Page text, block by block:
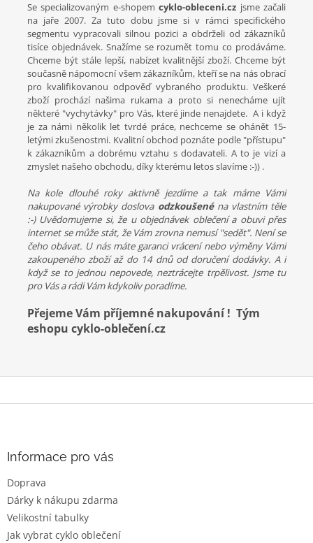
Se specializovaným e-shopemcyklo-obleceni.cz jsme začali
na jaře 2007. Za tuto dobu jsme si v rámci specifického
segmentu vypracovali silnou pozici a obdrželi od zákazníků
tisíce objednávek. Snažíme se rozumět tomu co prodáváme.
Chceme být stále lepší, nabízet kvalitnější zboží. Chceme být
současně nápomocní všem zákazníkům, kteří se na nás obrací
pro kvalifikovanou odpověď vybraného produktu. Veškeré
zboží prochází našima rukama a proto si nenecháme ujít
některé "vychytávky" pro Vás, které jinde nenajdete. A i když
je za námi několik let tvrdé práce, nechceme se ohánět 15-
letými zkušenostmi. Kvalitní obchod poznáte podle "přístupu"
k zákazníkům a dobrému vztahu s dodavateli. A to je vizí a
zmyslet našeho obchodu, díky kterému letos slavíme :-)) .
Na kole dlouhé roky aktivně jezdíme a tak máme Vámi
nakupované výrobky doslova odzkoušenéna vlastním těle
:-) Uvědomujeme si, že u objednávek oblečení a obuvi přes
internet se může stát, že Vám zrovna nemusí "sedět". Není se
čeho obávat. U nás máte garanci vrácení nebo výměny Vámi
zakoupeného zboží až do 14 dnů od doručení dodávky. A i
když se to jednou nepovede, neztrácejte trpělivost. Jsme tu
pro Vás a rádi Vám kdykoliv poradíme.
Přejeme Vám příjemné nakupování ! Tým
eshopu cyklo-oblečení.cz
Informace pro vás
Doprava
Dárky k nákupu zdarma
Velikostní tabulky
Jak vybrat cyklo oblečení